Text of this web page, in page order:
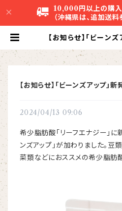
10,000円以上の購入
（沖縄県は、追加送料
【お知らせ】「ビーン
【お知らせ】「ビーンズアップ」新
2024/04/13 09:06
希少脂肪酸「リーフエナジー」に
ンズアップ」が加わりました。
菜類などにおススメの希少脂肪